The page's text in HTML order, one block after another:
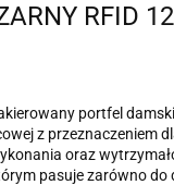
RFID
portfel
z przeznaczeniem
oraz
pasuje zarówno do